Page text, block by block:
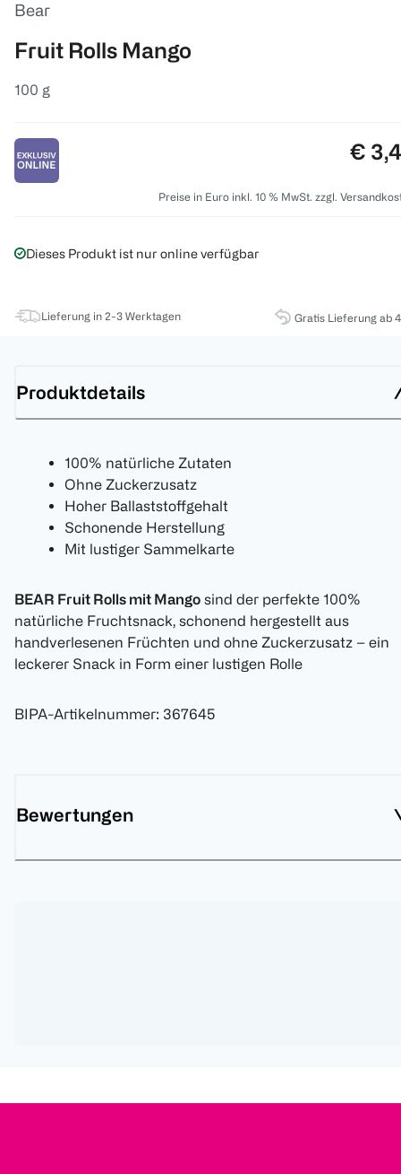
Bear
Fruit Rolls Mango
100 g
€
Preise in Euro inkl. 10 % MwSt. zzgl.
Dieses Produkt ist nur online verfügbar
Lieferung in 2-3 Werktagen Gratis Lieferung ab
Produktdetails
100% natürliche Zutaten
Ohne Zuckerzusatz
Hoher Ballaststoffgehalt
Schonende Herstellung
Mit lustiger Sammelkarte
BEAR Fruit Rolls mit Mango sind der perfekte 100%
natürliche Fruchtsnack, schonend hergestellt aus
handverlesenen Früchten und ohne Zuckerzusatz – ein
leckerer Snack in Form einer lustigen Rolle
BIPA-Artikelnummer: 367645
Bewertungen